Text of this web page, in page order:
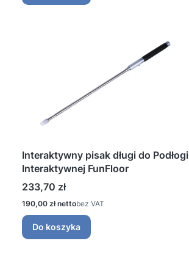
Interaktywny pisak długi do Podłogi
Interaktywnej FunFloor
Cena
233,70 zł
Cena
190,00 zł bez VAT
Do koszyka